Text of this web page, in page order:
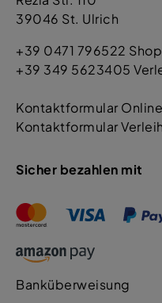
39046 St. Ulrich
+39 0471 796522
+39 349 5623405
Kontaktformular
Kontaktformular
Sicher bezahlen mit
Banküberweisung